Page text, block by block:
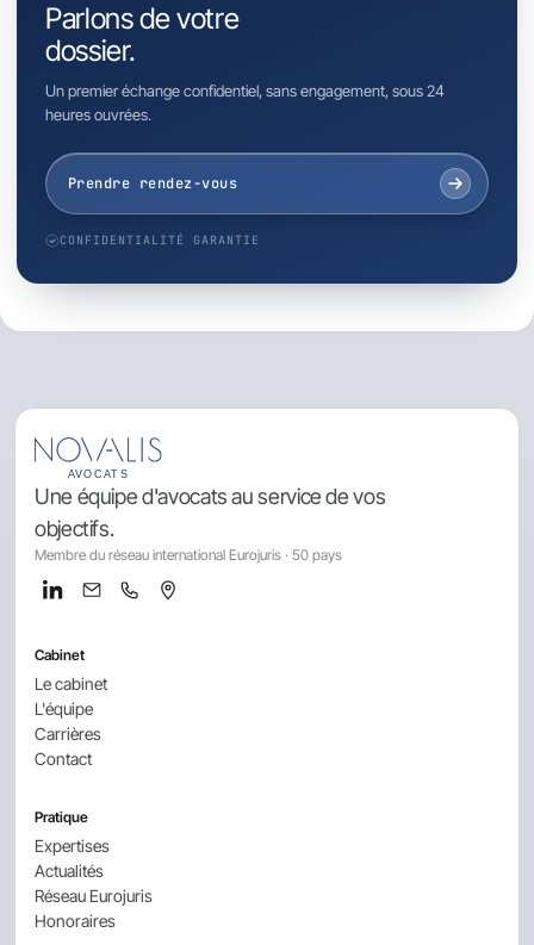
Parlons de votre
dossier.
Un premier échange confidentiel, sans engagement, sous 24
heures ouvrées.
Prendre rendez-vous
CONFIDENTIALITÉ GARANTIE
Une équipe d'avocats au service de vos
objectifs.
Membre du réseau international Eurojuris · 50 pays
Cabinet
Le cabinet
L'équipe
Carrières
Contact
Pratique
Expertises
Actualités
Réseau Eurojuris
Honoraires